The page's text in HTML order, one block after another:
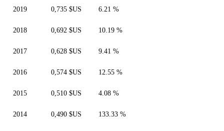
2019 0,735 $US 6.21 %
2018 0,692 $US 10.19 %
2017 0,628 $US 9.41 %
2016 0,574 $US 12.55 %
2015 0,510 $US 4.08 %
2014 0,490 $US 133.33 %